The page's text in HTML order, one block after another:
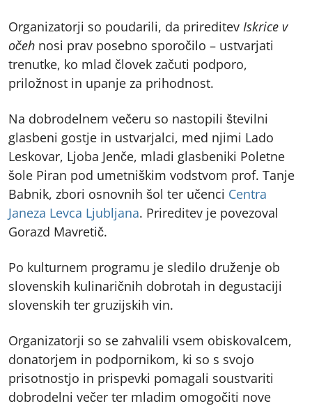
Organizatorji so poudarili, da prireditev Iskrice v
očeh nosi prav posebno sporočilo – ustvarjati
trenutke, ko mlad človek začuti podporo,
priložnost in upanje za prihodnost.
Na dobrodelnem večeru so nastopili številni
glasbeni gostje in ustvarjalci, med njimi Lado
Leskovar, Ljoba Jenče, mladi glasbeniki Poletne
šole Piran pod umetniškim vodstvom prof. Tanje
Babnik, zbori osnovnih šol ter učenci Centra
Janeza Levca Ljubljana. Prireditev je povezoval
Gorazd Mavretič.
Po kulturnem programu je sledilo druženje ob
slovenskih kulinaričnih dobrotah in degustaciji
slovenskih ter gruzijskih vin.
Organizatorji so se zahvalili vsem obiskovalcem,
donatorjem in podpornikom, ki so s svojo
prisotnostjo in prispevki pomagali soustvariti
dobrodelni večer ter mladim omogočiti nove